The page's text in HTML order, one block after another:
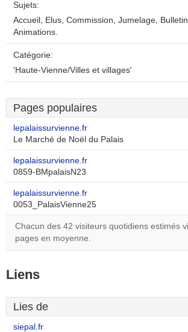
Sujets:
Accueil, Elus, Commission, Jumelage,
Animations.
Catégorie:
'Haute-Vienne/Villes et villages'
Pages populaires
lepalaissurvienne.fr
Le Marché de Noël du Palais
lepalaissurvienne.fr
0859-BMpalaisN23
lepalaissurvienne.fr
0053_PalaisVienne25
Chacun des 42 visiteurs quotidiens estimés
pages en moyenne.
Liens
Lies de
siepal.fr